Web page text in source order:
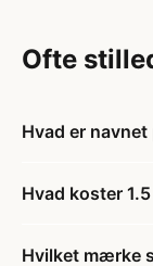
Ofte
Hvad er
Hvad koster
Hvilket mærke